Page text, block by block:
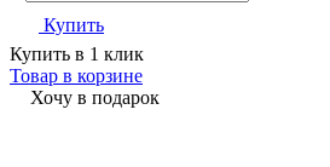
Купить
Купить в 1 клик
Товар в корзине
Хочу в подарок